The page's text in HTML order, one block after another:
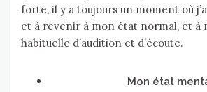
forte, il y a toujours un moment où
et à revenir à mon état normal, et à
habituelle d’audition et d’écoute.
Mon état